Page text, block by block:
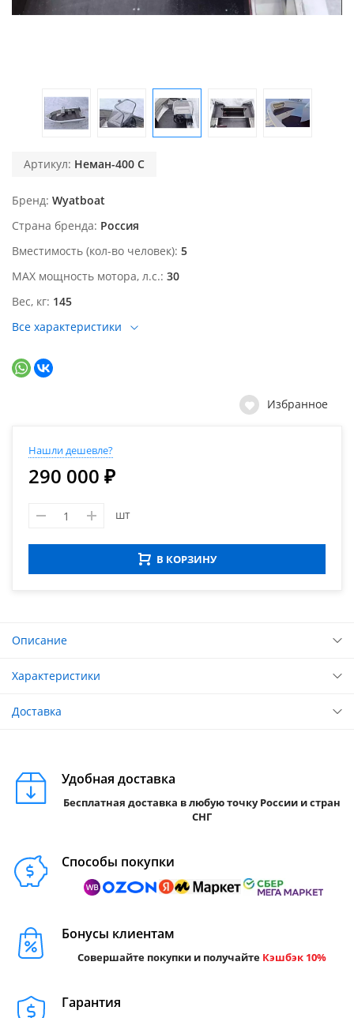
Артикул: Неман-400 С
Бренд Wyatboat
Страна бренда Россия
Вместимость (кол-во человек) 5
MAX мощность мотора, л.с. 30
Вес, кг 145
Все характеристики
Избранное
Нашли дешевле?
290 000 ₽
шт
В КОРЗИНУ
Описание
Характеристики
Доставка
Удобная доставка
Бесплатная доставка в любую точку России и стран
СНГ
Способы покупки
Бонусы клиентам
Совершайте покупки и получайте Кэшбэк 10%
Гарантия